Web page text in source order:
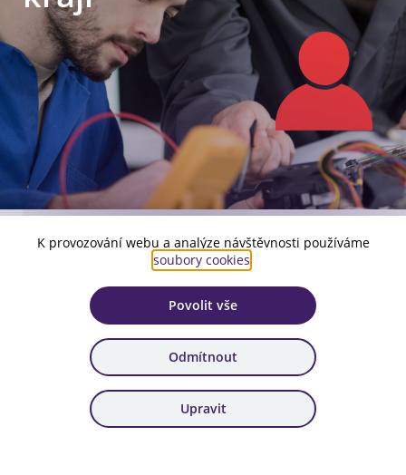
Výzva podpoří profesní vzdělávání a rekvalifikaci
Stav výzvy
Příjem žádostí probíhá
Podání žádosti
29. 9. 2023 - 4. 1. 2027
K provozování webu a analýze návštěvnosti používáme
soubory cookies
Povolit vše
Odmítnout
Upravit